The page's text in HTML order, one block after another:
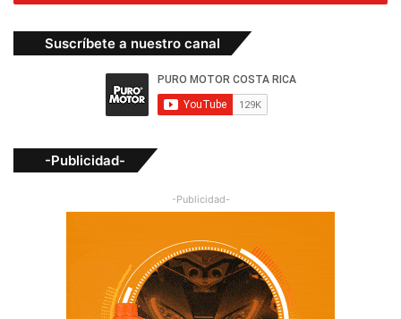
Suscríbete a nuestro canal
-Publicidad-
-Publicidad-